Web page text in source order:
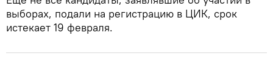
выборах, подали на регистрацию в ЦИК, срок
истекает 19 февраля.